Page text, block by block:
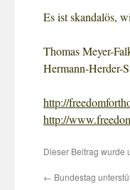
Es ist skandalös,
Thomas Meyer-
Hermann-Herder-
http://
http://
Dieser Beitrag wurde
← Bundestag